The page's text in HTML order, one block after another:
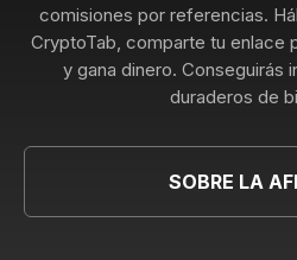
comisiones por referencias.
CryptoTab, comparte tu enlace
y gana dinero. Conseguirás
duraderos de
SOBRE LA